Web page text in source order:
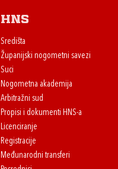
HNS
Središta
Županijski nogometni savezi
Suci
Nogometna akademija
Arbitražni sud
Propisi i dokumenti HNS-a
Licenciranje
Registracije
Međunarodni transferi